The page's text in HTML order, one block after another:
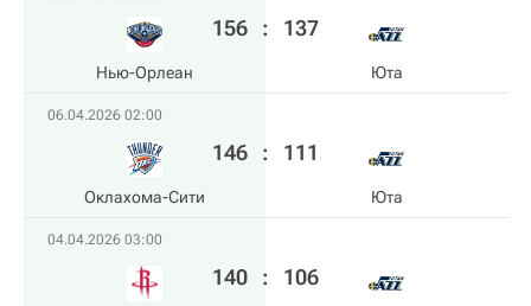
Нью-Орлеан
156 : 137
Юта
06.04.2026 02:00
Оклахома-Сити
146 : 111
Юта
04.04.2026 03:00
140 : 106